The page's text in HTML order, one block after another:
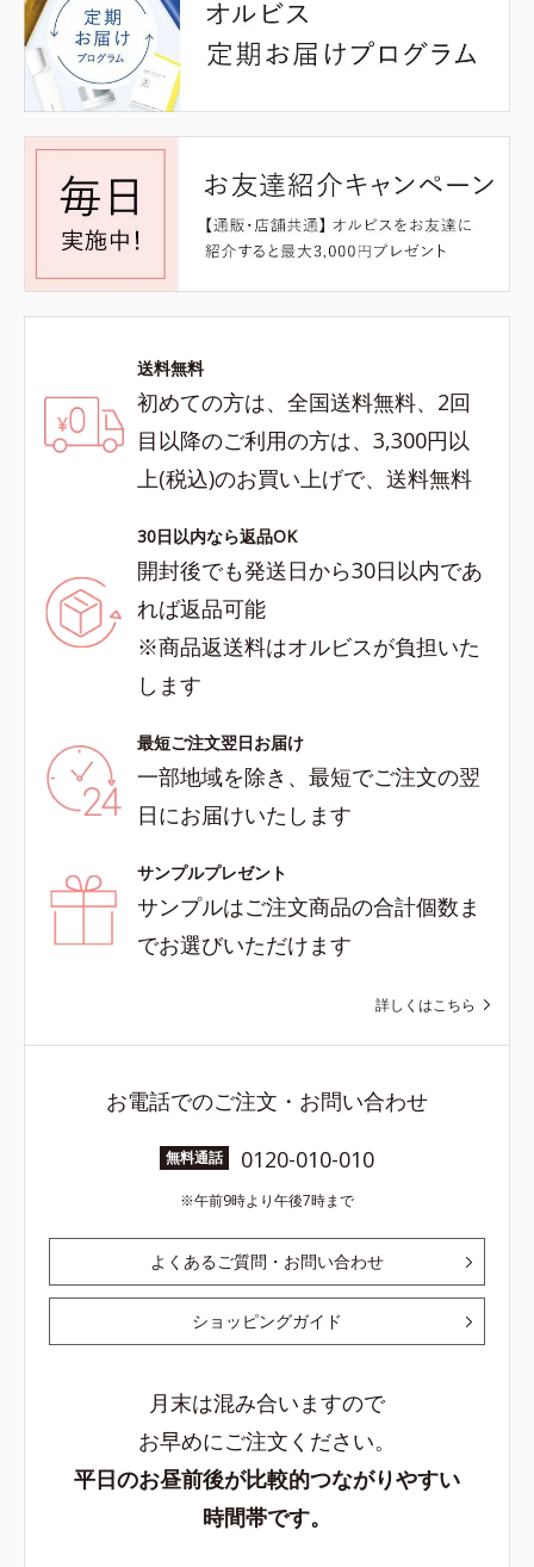
送料無料
初めての方は、全国送料無料、2回
目以降のご利用の方は、3,300円以
上(税込)のお買い上げで、送料無料
30日以内なら返品OK
開封後でも発送日から30日以内であ
れば返品可能
※商品返送料はオルビスが負担いた
します
最短ご注文翌日お届け
一部地域を除き、最短でご注文の翌
日にお届けいたします
サンプルプレゼント
サンプルはご注文商品の合計個数ま
でお選びいただけます
詳しくはこちら
お電話でのご注文・お問い合わせ
無料通話 0120-010-010
午前9時より午後7時まで
よくあるご質問・お問い合わせ
ショッピングガイド
月末は混み合いますので
お早めにご注文ください。
平日のお昼前後が比較的つながりやすい
時間帯です。